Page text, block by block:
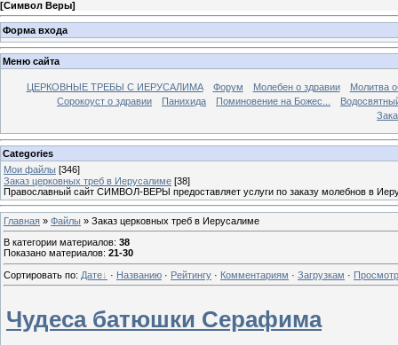
[Символ Веры]
Форма входа
Меню сайта
ЦЕРКОВНЫЕ ТРЕБЫ С ИЕРУСАЛИМА Форум Молебен о здравии
Молитва
Сорокоуст о здравии
Панихида Поминовение на Божес...
Categories
Мои файлы [346]
Заказ церковных треб в Иерусалиме [38]
Православный сайт СИМВОЛ-ВЕРЫ предоставляет услуги по заказу молебнов в
Главная » Файлы » Заказ церковных треб в Иерусалиме
В категории материалов: 38
Показано материалов: 21-30
Сортировать по: Дате · Названию · Рейтингу · Комментариям · Загрузкам ·
Чудеса батюшки Серафима